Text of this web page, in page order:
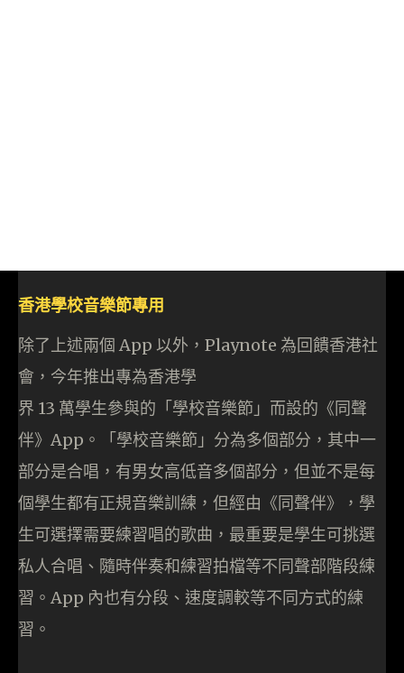
香港學校音樂節專用
除了上述兩個 App 以外，Playnote 為回饋香港社
會，今年推出專為香港學
界 13 萬學生參與的「學校音樂節」而設的《同聲
伴》App。「學校音樂節」分為多個部分，其中一
部分是合唱，有男女高低音多個部分，但並不是每
個學生都有正規音樂訓練，但經由《同聲伴》，學
生可選擇需要練習唱的歌曲，最重要是學生可挑選
私人合唱、隨時伴奏和練習拍檔等不同聲部階段練
習。App 內也有分段、速度調較等不同方式的練
習。